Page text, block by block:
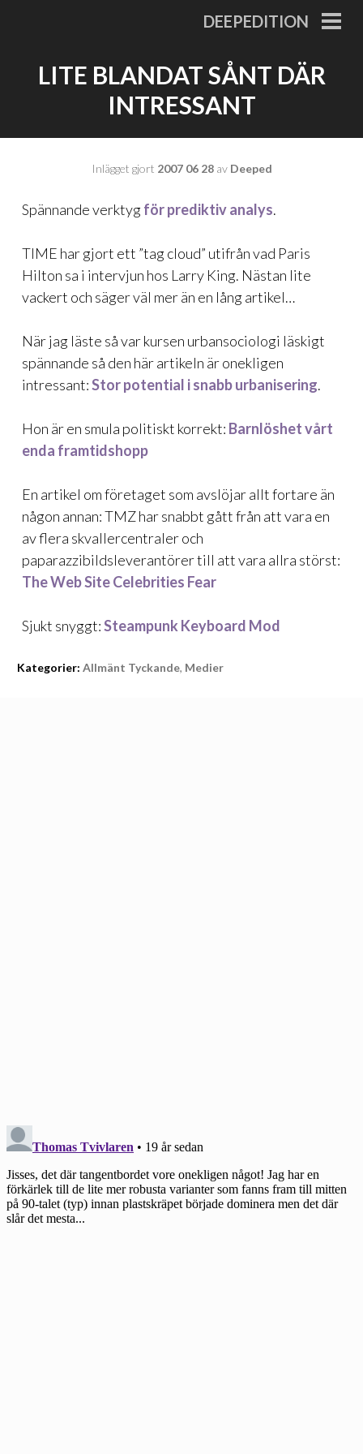
DEEPEDITION
LITE BLANDAT SÅNT DÄR
INTRESSANT
Inlägget gjort 2007 06 28av Deeped
Spännande verktygför prediktiv analys.
TIME har gjort ett ”tag cloud” utifrån vad Paris
Hilton sa i intervjun hos Larry King. Nästan lite
vackert och säger väl mer än en lång artikel…
När jag läste så var kursen urbansociologi läskigt
spännande så den här artikeln är onekligen
intressant:Stor potential i snabb urbanisering.
Hon är en smula politiskt korrekt: Barnlöshet vårt
enda framtidshopp
En artikel om företaget som avslöjar allt fortare än
någon annan: TMZ har snabbt gått från att vara en
av flera skvallercentraler och
paparazzibildsleverantörer till att vara allra störst:
The Web Site Celebrities Fear
Sjukt snyggt:Steampunk Keyboard Mod
Kategorier: Allmänt Tyckande, Medier